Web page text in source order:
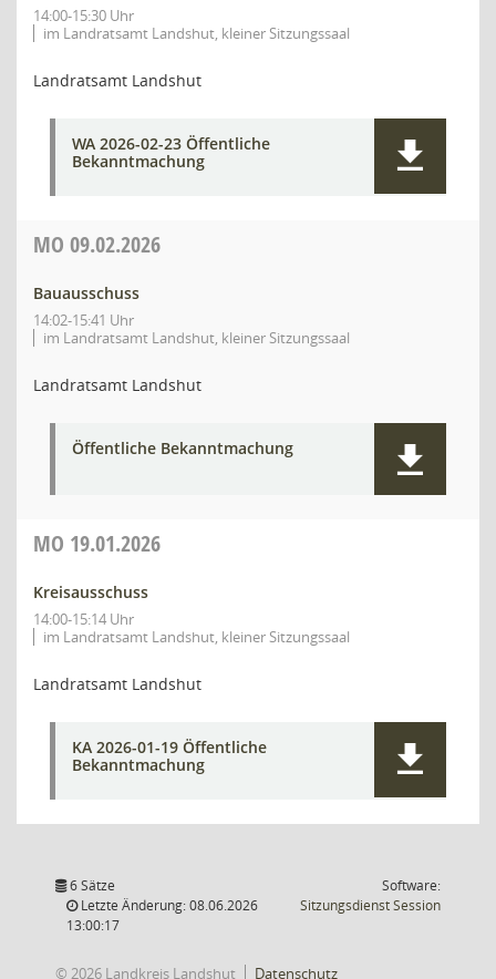
14:00-15:30 Uhr
im Landratsamt Landshut, kleiner Sitzungssaal
Landratsamt Landshut
WA 2026-02-23 Öffentliche
Bekanntmachung
MO 09.02.2026
Bauausschuss
14:02-15:41 Uhr
im Landratsamt Landshut, kleiner Sitzungssaal
Landratsamt Landshut
Öffentliche Bekanntmachung
MO 19.01.2026
Kreisausschuss
14:00-15:14 Uhr
im Landratsamt Landshut, kleiner Sitzungssaal
Landratsamt Landshut
KA 2026-01-19 Öffentliche
Bekanntmachung
6 Sätze
Letzte Änderung: 08.06.2026
13:00:17
Software:
SitzungsdienstSession(Wird in
© 2026 Landkreis Landshut Datenschutz